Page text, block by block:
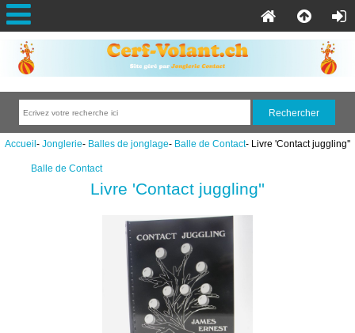
Accueil- Jonglerie- Balles de jonglage- Balle de Contact- Livre 'Contact juggling''
Balle de Contact
Livre 'Contact juggling''